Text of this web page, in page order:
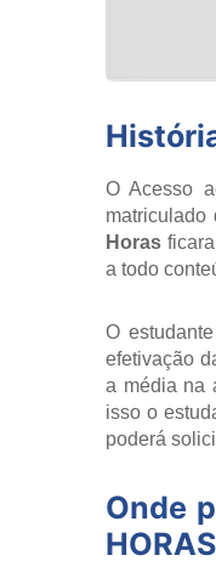
O Acesso
Horas
a todo
O
efetivação
a média na
isso o
poderá
Onde
HORAS